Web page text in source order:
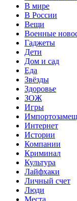
В мире
В России
Вещи
Военные
Гаджеты
Дети
Дом и сад
Еда
Звёзды
Здоровье
ЗОЖ
Игры
Интернет
Истории
Компании
Криминал
Культура
Лайфхаки
Личный счет
Люди
Места